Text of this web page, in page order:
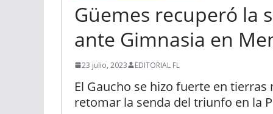
Güemes recuperó la
ante Gimnasia en
23 julio, 2023 EDITORIAL FL
El Gaucho se hizo fuerte en
retomar la senda del triunfo en la